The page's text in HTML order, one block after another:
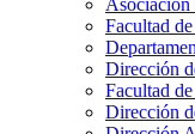
Asociación
Facultad
Dirección
Facultad
Dirección